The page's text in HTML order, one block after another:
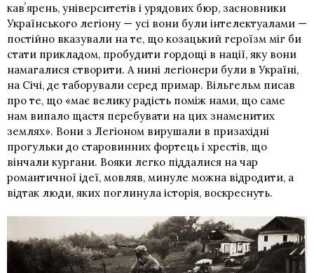
кавʼярень, університетів і урядових бюр, засновники
Українського легіону — усі вони були інтелектуалами —
постійно вказували на те, що козацький героїзм міг би
стати прикладом, пробудити гордощі в нації, яку вони
намагалися створити. А нині легіонери були в Україні,
на Січі, де таборували серед примар. Вільгельм писав
про те, що «має велику радість поміж нами, що саме
нам випало щастя перебувати на цих знаменитих
землях». Вони з Легіоном вирушали в призахідні
прогульки до старовинних фортець і хрестів, що
вінчали кургани. Вояки легко піддалися на чар
романтичної ідеї, мовляв, минуле можна відродити, а
відтак люди, яких поглинула історія, воскреснуть.